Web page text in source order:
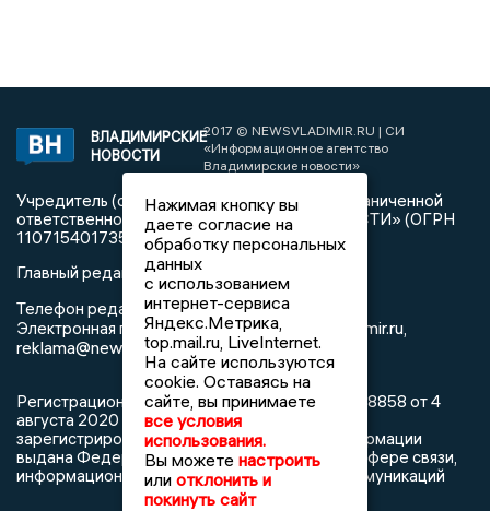
ВЛАДИМИРСКИЕ
НОВОСТИ
2017 © NEWSVLADIMIR.RU | СИ
«Информационное агентство
Владимирские новости»
Учредитель (соучредители): Общество с ограниченной
ответственностью «РЕГИОНАЛЬНЫЕ НОВОСТИ» (ОГРН
1107154017354)
Главный редактор: Мазов С. А.
Телефон редакции:8 (4922) 666916
Электронная почта редакции:info@newsvladimir.ru
reklama@newsvladimir.ru
Регистрационный номер: серия Эл № ФС77-78858 от 4
августа 2020 г. согласно выписке из реестра
зарегистрированных средств массовой информации
выдана Федеральной службой по надзору в сфере связи,
информационных технологий и массовых коммуникаций
Нажимая кнопку вы
даете согласие на
обработку персональных
данных
с использованием
интернет-сервиса
Яндекс.Метрика,
top.mail.ru, LiveInternet.
На сайте используются
cookie. Оставаясь на
сайте, вы принимаете
все условия
использования.
Вы можете настроить
или отклонить и
покинуть сайт